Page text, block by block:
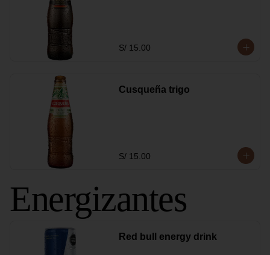
S/ 15.00
Cusqueña trigo
S/ 15.00
Energizantes
Red bull energy drink